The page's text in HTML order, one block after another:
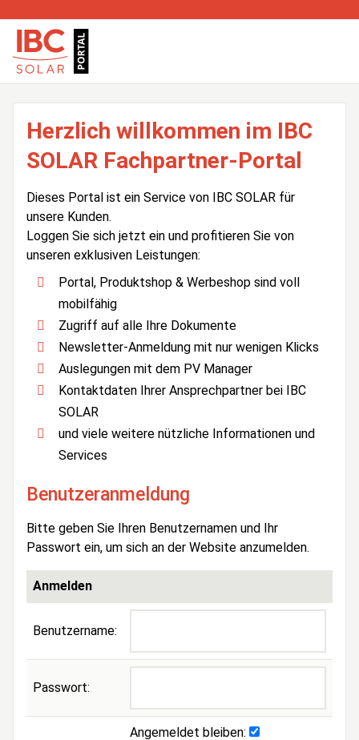
Herzlich willkommen im IBC
SOLAR Fachpartner-Portal
Dieses Portal ist ein Service von IBC SOLAR für
unsere Kunden.
Loggen Sie sich jetzt ein und profitieren Sie von
unseren exklusiven Leistungen:
Portal, Produktshop & Werbeshop sind voll
mobilfähig
Zugriff auf alle Ihre Dokumente
Newsletter-Anmeldung mit nur wenigen Klicks
Auslegungen mit dem PV Manager
Kontaktdaten Ihrer Ansprechpartner bei IBC
SOLAR
und viele weitere nützliche Informationen und
Services
Benutzeranmeldung
Bitte geben Sie Ihren Benutzernamen und Ihr
Passwort ein, um sich an der Website anzumelden.
Anmelden
Benutzername:
Passwort:
Angemeldet bleiben: